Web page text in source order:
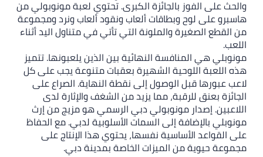
والحث على الفوز بالجائزة الكبرى. تحتوي لعبة مونوبولي من
هاسبرو على لوح وبطاقات ألعاب ونقود ألعاب ونرد ومجموعة
من القطع الصغيرة والملونة التي تأتي في متناول اليد أثناء
اللعب.
مونوبلي هي المنافسة النهائية بين الذين يلعبونها. تتميز
هذه اللعبة اللوحية الشهيرة بعقبات متنوعة يجب على كل
لاعب عبورها قبل الوصول إلى نقطة النهاية. الصراع على
الجائزة بعنق للرقبة، مما يزيد من الشغف والإثارة لدى
اللاعبين. إصدار مونوبولي دبي الرسمي هو مزيج من إرث
مونوبلي بالإضافة إلى السمات الأسلوبية لدبي. مع الحفاظ
على القواعد الأساسية نفسها، يحتوي هذا الإنتاج على
مجموعة حيوية من الميزات الخاصة بمدينة دبي.